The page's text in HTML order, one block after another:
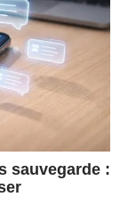
sauvegarde :